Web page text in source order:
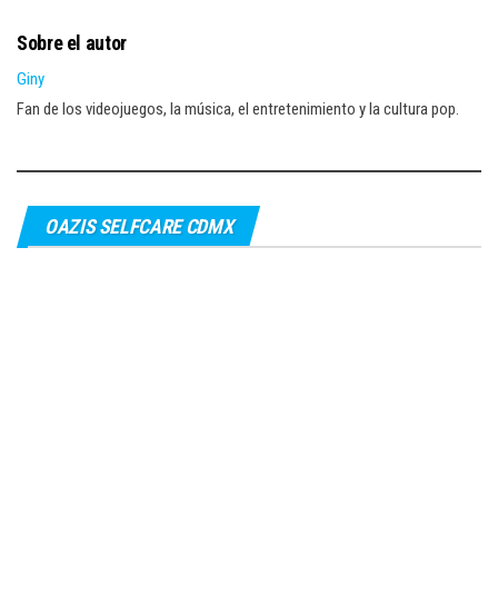
Sobre el autor
Giny
Fan de los videojuegos, la música, el entretenimiento y la cultura pop.
OAZIS SELFCARE CDMX